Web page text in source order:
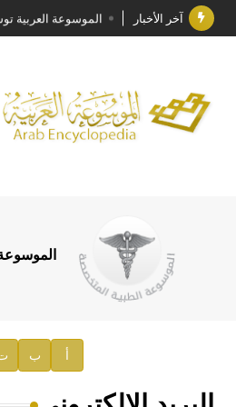
آخر الأخبار الموسوعة العربية
جائزة مجمع الملك
الأستاذ إياد خالد
السيد محمد ياسين
توصيات مجلس الإدارة
صدور المجلد
إعلان..
أ ب